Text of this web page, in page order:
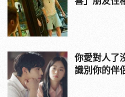
你愛對人了
識別你的伴